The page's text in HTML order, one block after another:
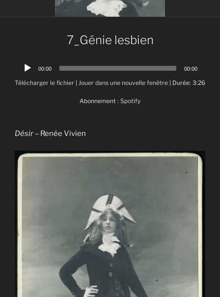
7_Génie lesbien
Lecteur
00:00 00:00
Télécharger le fichier Jouer dans une nouvelle fenêtre Durée: 3:26
Abonnement : Spotify
Désir – Renée Vivien